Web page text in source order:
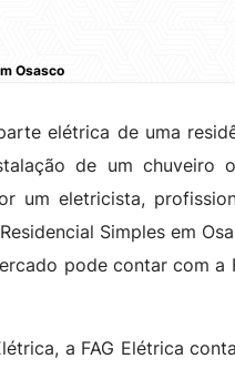
Osasco
elétrica de uma
de um chuveiro
um eletricista,
Simples em
pode contar com a
a FAG Elétrica